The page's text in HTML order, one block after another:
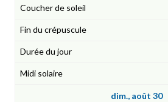
dim., août 30